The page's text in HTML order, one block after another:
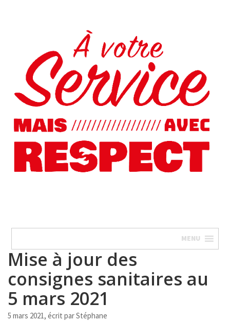
MENU
Mise à jour des
consignes sanitaires au
5 mars 2021
5 mars 2021, écrit parStéphane